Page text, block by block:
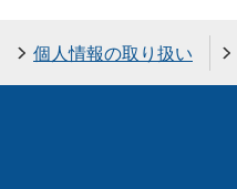
個人情報の取り扱い